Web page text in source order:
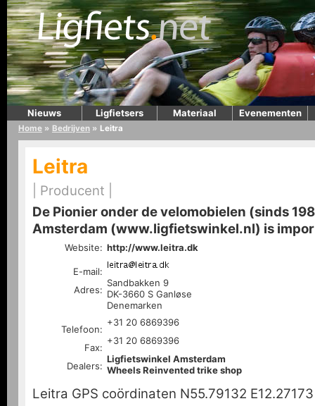
Nieuws Ligfietsers Materiaal Evenementen
Home » Bedrijven » Leitra
Leitra
| Producent |
De Pionier onder de velomobielen (sinds
Amsterdam (www.ligfietswinkel.nl) is
Website: http://www.leitra.dk
E-mail:
Adres:
Sandbakken 9
DK-3660 S Ganløse
Denemarken
Telefoon:
+31 20 6869396
Fax:
+31 20 6869396
Dealers:
Ligfietswinkel Amsterdam
Wheels Reinvented trike shop
Leitra GPS coördinaten N55.79132 E12.27173